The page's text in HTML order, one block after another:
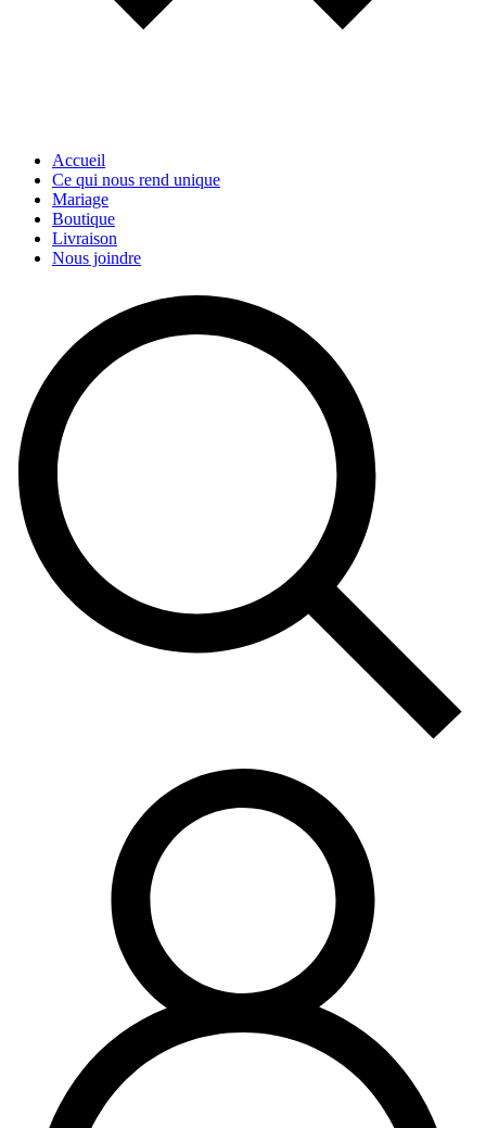
Accueil
Ce qui nous rend unique
Mariage
Boutique
Livraison
Nous joindre